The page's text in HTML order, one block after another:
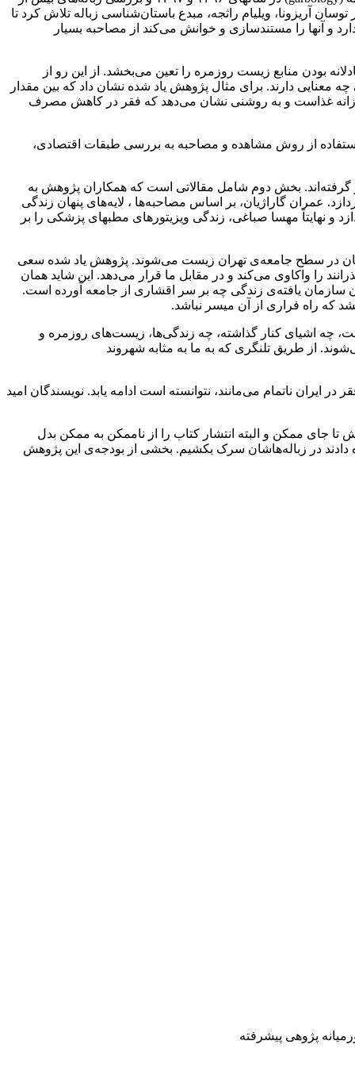
آریزونا، ویلیام راثجه، مبدع باستان‌شناسی زباله تلاش کرد تا
و آنها را مستندسازی و خوانش می‌کند از مصاحبه بسیار
بودن منابع زیست روزمره را تعین می‌بخشد. از این رو از
معنایی دارند. برای مثال پژوهش یاد شده نشان داد که بین مقدار
از مقدار مصرف روزانه غذاست و به روشنی نشان می‌دهد که فقر در کاهش مصرف
از روش مشاهده و مصاحبه به بررسی طبقات اقتصادی،
بخش دوم شامل مقالاتی است که همکاران پژوهش به
عمران گاراژیان، بر اساس مصاحبه‌ها ، لایه‌های پنهان زندگی
و نهایتاَ مهسا صباغی، زندگی ویزیتورهای مطبهای پزشکی را بر
در سطح جامعه‌ی تهران زیست می‌شوند. پژوهش یاد شده سعی
را واکاوی می‌کند و در مقابل ما قرار می‌دهد. این شاید همان
سازمان یافته‌ی زندگی چه بر سر اقشاری از جامعه آورده است.
که راه فراری از آن میسر نباشد.
چه اشیای کنار گذاشته، چه زندگی‌ها، زیست‌های روزمره و
از طریق تلنگری که به ما به مثابه شهروند
ناتمام می‌مانند، نتوانسته است ادامه یابد. نویسندگان امید
جای ممکن و البته انتشار کتاب را از ناممکن به ممکن بدل
دادند در زباله‌هاشان سرک بکشیم. بخشی از بودجه‌ی این پژوهش
پژوهی پیشرفته